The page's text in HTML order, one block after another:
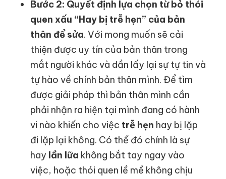
Bước 2: Quyết định lựa chọn từ bỏ thói
quen xấu “Hay bị trễ hẹn” của bản
thân để sửa. Với mong muốn sẽ cải
thiện được uy tín của bản thân trong
mắt người khác và dần lấy lại sự tự tin và
tự hào về chính bản thân mình. Để tìm
được giải pháp thì bản thân mình cần
phải nhận ra hiện tại mình đang có hành
vi nào khiến cho việc trễ hẹn hay bị lặp
đi lặp lại không. Có thể đó chính là sự
hay lần lữa không bắt tay ngay vào
việc, hoặc thói quen lề mề không chịu